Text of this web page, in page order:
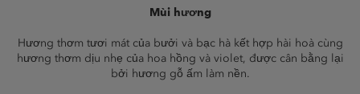
Mùi hương
Hương thơm tươi mát của bưởi và bạc hà kết hợp hài hoà cùng
hương thơm dịu nhẹ của hoa hồng và violet, được cân bằng lại
bởi hương gỗ ấm làm nền.